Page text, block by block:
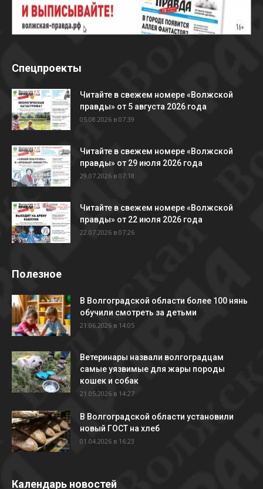
Спецпроекты
Читайте в свежем номере «Волжской
правды» от 5 августа 2026 года
05.08.2026 в 07:39
Читайте в свежем номере «Волжской
правды» от 29 июля 2026 года
29.07.2026 в 07:18
Читайте в свежем номере «Волжской
правды» от 22 июля 2026 года
22.07.2026 в 07:26
Полезное
В Волгоградской области более 100 нянь
обучили смотреть за детьми
21.06.2026 в 14:05
Ветеринары назвали волгоградцам
самые уязвимые для жары породы
кошек и собак
21.05.2026 в 14:27
В Волгоградской области установили
новый ГОСТ на хлеб
01.04.2026 в 16:23
Календарь новостей